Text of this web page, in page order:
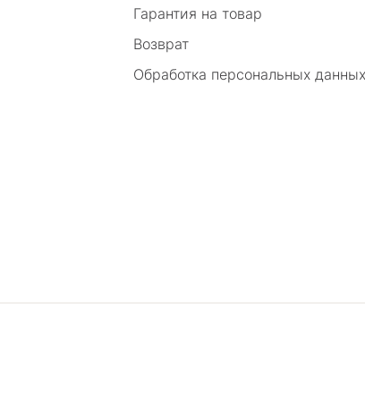
Гарантия на товар
Возврат
Обработка персональных данных